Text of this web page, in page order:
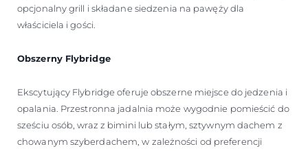
opcjonalny grill i składane siedzenia na pawęży dla
właściciela i gości.
Obszerny Flybridge
Ekscytujący Flybridge oferuje obszerne miejsce do jedzenia i
opalania. Przestronna jadalnia może wygodnie pomieścić do
sześciu osób, wraz z bimini lub stałym, sztywnym dachem z
chowanym szyberdachem, w zależności od preferencji